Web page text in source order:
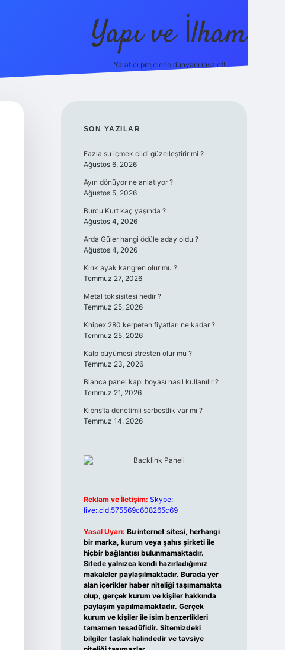
Yapı ve İlham
Yaratıcı projelerle dünyanı inşa et!
SIDEBAR
SON YAZILAR
Fazla su içmek cildi güzelleştirir mi ?
Ağustos 6, 2026
Ayın dönüyor ne anlatıyor ?
Ağustos 5, 2026
Burcu Kurt kaç yaşında ?
Ağustos 4, 2026
Arda Güler hangi ödüle aday oldu ?
Ağustos 4, 2026
Kırık ayak kangren olur mu ?
Temmuz 27, 2026
Metal toksisitesi nedir ?
Temmuz 25, 2026
Knipex 280 kerpeten fiyatları ne kadar ?
Temmuz 25, 2026
Kalp büyümesi stresten olur mu ?
Temmuz 23, 2026
Bianca panel kapı boyası nasıl kullanılır ?
Temmuz 21, 2026
Kıbrıs’ta denetimli serbestlik var mı ?
Temmuz 14, 2026
Reklam ve İletişim: Skype:
live:.cid.575569c608265c69
Yasal Uyarı: Bu internet sitesi, herhangi
bir marka, kurum veya şahıs şirketi ile
hiçbir bağlantısı bulunmamaktadır.
Sitede yalnızca kendi hazırladığımız
makaleler paylaşılmaktadır. Burada yer
alan içerikler haber niteliği taşımamakta
olup, gerçek kurum ve kişiler hakkında
paylaşım yapılmamaktadır. Gerçek
kurum ve kişiler ile isim benzerlikleri
tamamen tesadüfidir. Sitemizdeki
bilgiler taslak halindedir ve tavsiye